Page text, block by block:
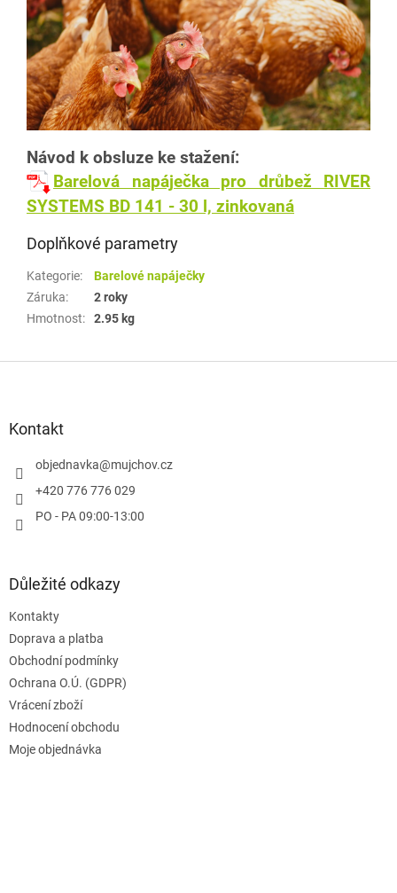
Návod k obsluze ke stažení:
Barelová napáječka pro drůbež RIVER
SYSTEMS BD 141 - 30 l, zinkovaná
Doplňkové parametry
Kategorie:
Barelové napáječky
Záruka:
2 roky
Hmotnost: 2.95 kg
Kontakt
objednavka@mujchov.cz
+420 776 776 029
PO - PA 09:00-13:00
Důležité odkazy
Kontakty
Doprava a platba
Obchodní podmínky
Ochrana O.Ú. (GDPR)
Vrácení zboží
Hodnocení obchodu
Moje objednávka